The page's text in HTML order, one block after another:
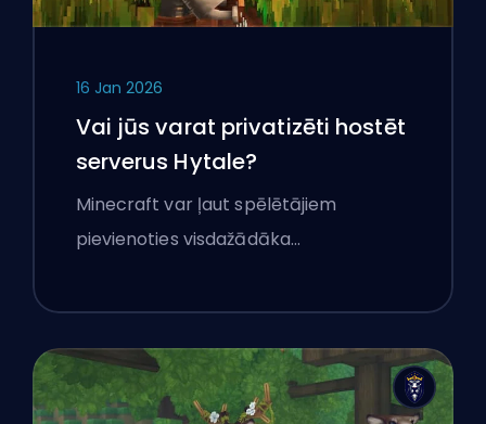
16 Jan 2026
Vai jūs varat privatizēti hostēt
serverus Hytale?
Minecraft var ļaut spēlētājiem
pievienoties visdažādāka…